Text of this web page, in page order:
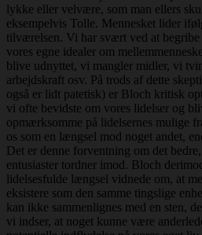
lykke eller velvære, som man ellers
eksempelvis Tolle. Mennesket lider
tilværelsen. Vi har svært ved at
vores egne idealer om
blive udnyttet, vi mangler midler, vi
arbejdskraft osv. På trods af dette
også er lidt patetisk) er Bloch kritisk
vi ofte bevidste om vores lidelser og
opmærksomme på lidelsernes mulige
os som en længsel mod noget andet,
Det er denne forventning om det
entusiaster tordner imod. Bloch
lidelsesfulde længsel vidnede om, at
eksistere som den samme tingslige
kan ikke sammenlignes med en sten,
vi indser, at noget kunne være